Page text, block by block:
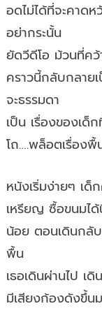
อดไม่ได้ที่จะคาด
อย่ากระนั้น
ยัดวีดีโอ ม้วนที่คว้
คราวนี้กลับกลาย
จะธรรมดา
เป็น เรื่องของเด็
โถ….พล็อตเรื่อง
หนังเริ่มง่ายๆ เด็
เหรียญ ซื้อขนมไ
น้อย ตอนเดินกลั
พื้น
เธอเดินผ่านไป เ
มีเสียงก้องดังขึ้นม